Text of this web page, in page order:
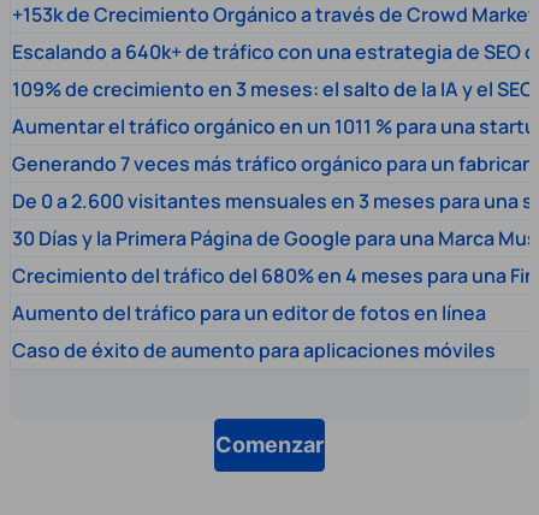
+153k de Crecimiento Orgánico a través de Crowd
Escalando a 640k+ de tráfico con una estrategia de SEO
109% de crecimiento en 3 meses: el salto de la IA y el SEO
Aumentar el tráfico orgánico en un 1011 % para una
Generando 7 veces más tráfico orgánico para un
De 0 a 2.600 visitantes mensuales en 3 meses para una
30 Días y la Primera Página de Google para una Marca
Crecimiento del tráfico del 680% en 4 meses para una
Aumento del tráfico para un editor de fotos en línea
Caso de éxito de aumento para aplicaciones móviles
Comenzar